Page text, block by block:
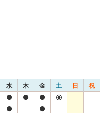
水 木 金 土 日 祝